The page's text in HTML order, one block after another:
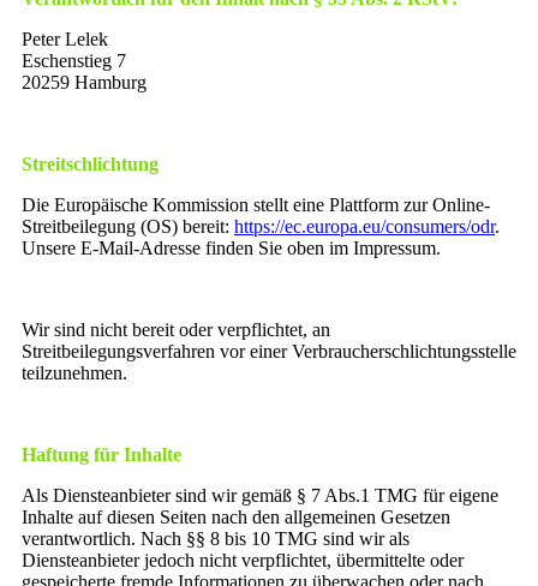
Peter Lelek
Eschenstieg 7
20259 Hamburg
Streitschlichtung
Die Europäische Kommission stellt eine Plattform zur Online-
Streitbeilegung (OS) bereit: https://ec.europa.eu/consumers/odr.
Unsere E-Mail-Adresse finden Sie oben im Impressum.
Wir sind nicht bereit oder verpflichtet, an
Streitbeilegungsverfahren vor einer Verbraucherschlichtungsstelle
teilzunehmen.
Haftung für Inhalte
Als Diensteanbieter sind wir gemäß § 7 Abs.1 TMG für eigene
Inhalte auf diesen Seiten nach den allgemeinen Gesetzen
verantwortlich. Nach §§ 8 bis 10 TMG sind wir als
Diensteanbieter jedoch nicht verpflichtet, übermittelte oder
gespeicherte fremde Informationen zu überwachen oder nach